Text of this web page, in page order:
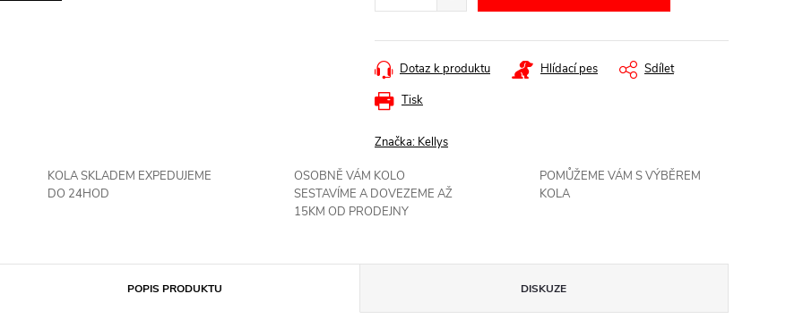
Tisk
Dotaz k produktu Hlídací pes Sdílet
Značka: Kellys
KOLA SKLADEM EXPEDUJEME
DO 24HOD
OSOBNĚ VÁM KOLO
SESTAVÍME A DOVEZEME AŽ
15KM OD PRODEJNY
POMŮŽEME VÁM S VÝBĚREM
KOLA
POPIS PRODUKTU DISKUZE